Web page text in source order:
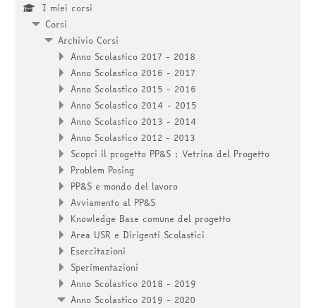
I miei corsi
Corsi
Archivio Corsi
Anno Scolastico 2017 - 2018
Anno Scolastico 2016 - 2017
Anno Scolastico 2015 - 2016
Anno Scolastico 2014 - 2015
Anno Scolastico 2013 - 2014
Anno Scolastico 2012 - 2013
Scopri il progetto PP&S : Vetrina del Progetto
Problem Posing
PP&S e mondo del lavoro
Avviamento al PP&S
Knowledge Base comune del progetto
Area USR e Dirigenti Scolastici
Esercitazioni
Sperimentazioni
Anno Scolastico 2018 - 2019
Anno Scolastico 2019 - 2020